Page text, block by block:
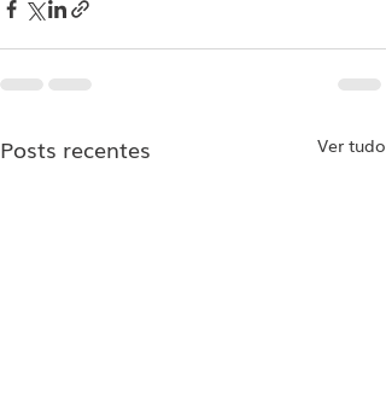
Posts recentes Ver tudo